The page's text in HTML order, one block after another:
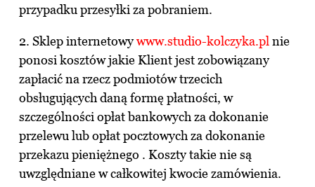
przypadku przesyłki za pobraniem.
2. Sklep internetowywww.studio-kolczyka.pl nie
ponosi kosztów jakie Klient jest zobowiązany
zapłacić na rzecz podmiotów trzecich
obsługujących daną formę płatności, w
szczególności opłat bankowych za dokonanie
przelewu lub opłat pocztowych za dokonanie
przekazu pieniężnego . Koszty takie nie są
uwzględniane w całkowitej kwocie zamówienia.